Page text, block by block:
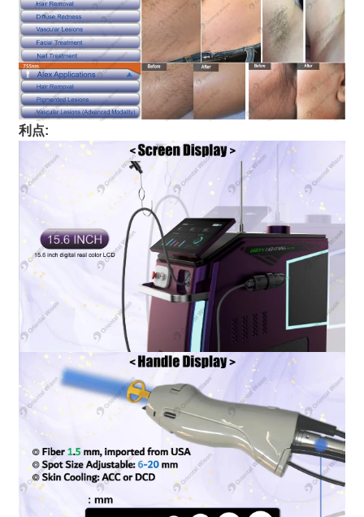
利点: